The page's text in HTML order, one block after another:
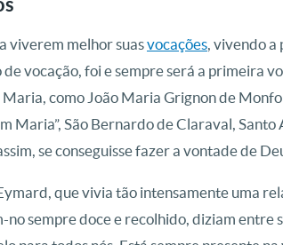
viverem melhor suasvocações , vivendo
vocação, foi e sempre será a primeira
como João Maria Grignon de
Maria”, São Bernardo de Claraval, Santo
se conseguisse fazer a vontade de
que vivia tão intensamente uma
sempre doce e recolhido, diziam entre